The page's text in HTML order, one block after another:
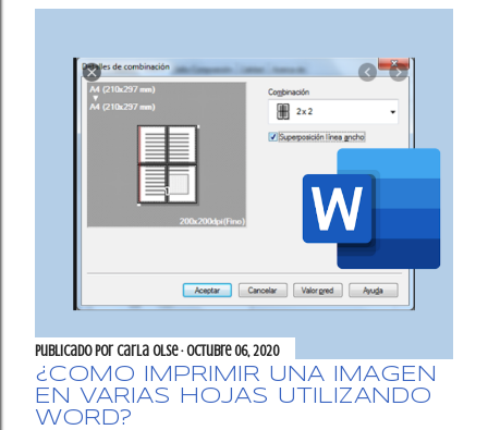
Publicado por Carla OlSe octubre 06, 2020
¿CÓMO IMPRIMIR UNA IMAGEN
EN VARIAS HOJAS UTILIZANDO
WORD?